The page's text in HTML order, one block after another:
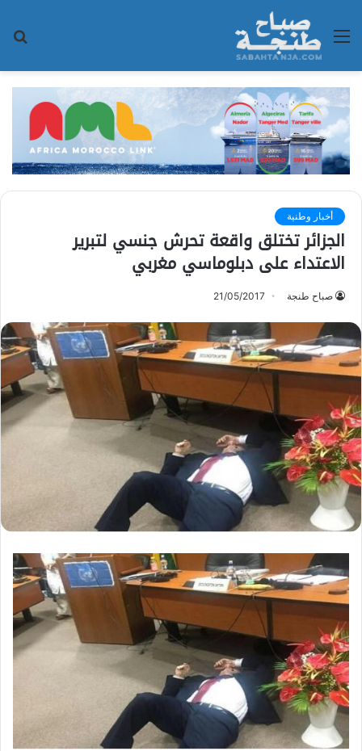
القائمة
أخبار وطنية
الجزائر تختلق واقعة تحرش جنسي لتبرير
الاعتداء على دبلوماسي مغربي
صباح طنجة 21/05/2017